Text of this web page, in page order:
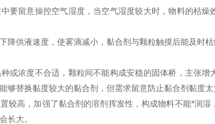
要留意操控空气湿度，当空气湿度较大时，物料的枯燥
降供液速度，使雾滴减小，黏合剂与颗粒触摸后能及时枯
或浓度不合适，颗粒间不能构成安稳的固体桥，主张增
够替换黏度较大的黏合剂，但需求留意防止黏合剂黏度太
较高，加强了黏合剂的溶剂挥发性，构成物料不能*润湿
长大。